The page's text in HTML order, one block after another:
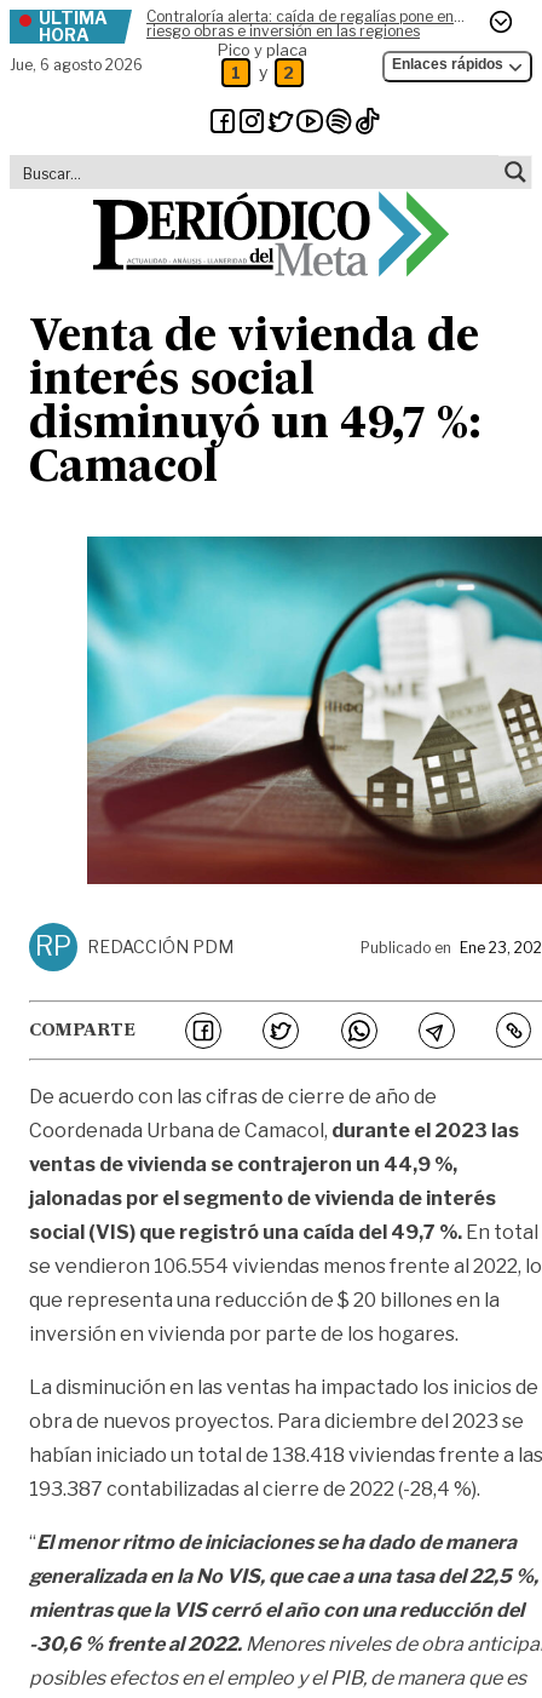
Skip to content
ÚLTIMA
HORA
Contraloría alerta: caída de regalías pone en
riesgo obras e inversión en las regiones
Jue, 6 agosto 2026
Pico y placa
1 y 2 Enlaces rápidos
Venta de vivienda de
interés social
disminuyó un 49,7 %:
Camacol
RP REDACCIÓN PDM Publicado en Ene 23,
COMPARTE
De acuerdo con las cifras de cierre de año de
Coordenada Urbana de Camacol, durante el 2023 las
ventas de vivienda se contrajeron un 44,9 %,
jalonadas por el segmento de vivienda de interés
social (VIS) que registró una caída del 49,7 %. En total
se vendieron 106.554 viviendas menos frente al 2022, lo
que representa una reducción de $ 20 billones en la
inversión en vivienda por parte de los hogares.
La disminución en las ventas ha impactado los inicios de
obra de nuevos proyectos. Para diciembre del 2023 se
habían iniciado un total de 138.418 viviendas frente a las
193.387 contabilizadas al cierre de 2022 (-28,4 %).
“El menor ritmo de iniciaciones se ha dado de manera
generalizada en la No VIS, que cae a una tasa del 22,5 %,
mientras que la VIS cerró el año con una reducción del
-30,6 % frente al 2022. Menores niveles de obra
posibles efectos en el empleo y el PIB, de manera que es